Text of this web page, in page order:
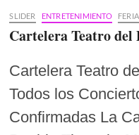
SLIDER ENTRETENIMIENTO
Cartelera Teatro del
Cartelera Teatro
Todos los
Confirmadas La